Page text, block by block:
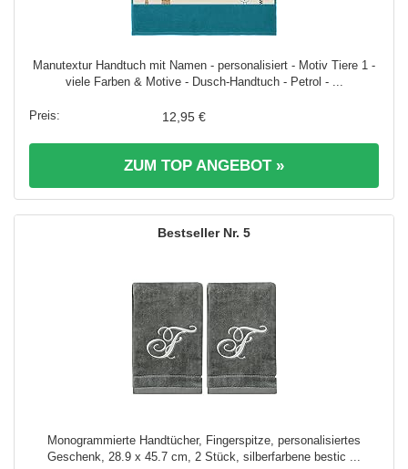
Manutextur Handtuch mit Namen - personalisiert - Motiv Tiere 1 -
viele Farben & Motive - Dusch-Handtuch - Petrol - ...
12,95 €
ZUM TOP ANGEBOT »
5
Monogrammierte Handtücher, Fingerspitze, personalisiertes
Geschenk, 28.9 x 45.7 cm, 2 Stück, silberfarbene bestic ...